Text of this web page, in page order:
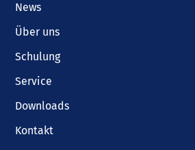
News
Über uns
Schulung
Service
Downloads
Kontakt